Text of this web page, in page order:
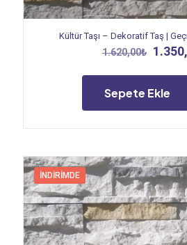
Kültür Taşı – Dekoratif Taş |
1.620,00₺
Sepete Ekle
İNDIRIMDE